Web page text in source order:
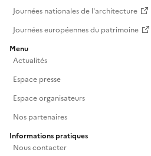
Journées nationales de l'architecture
Journées européennes du patrimoine
Menu
Actualités
Espace presse
Espace organisateurs
Nos partenaires
Informations pratiques
Nous contacter